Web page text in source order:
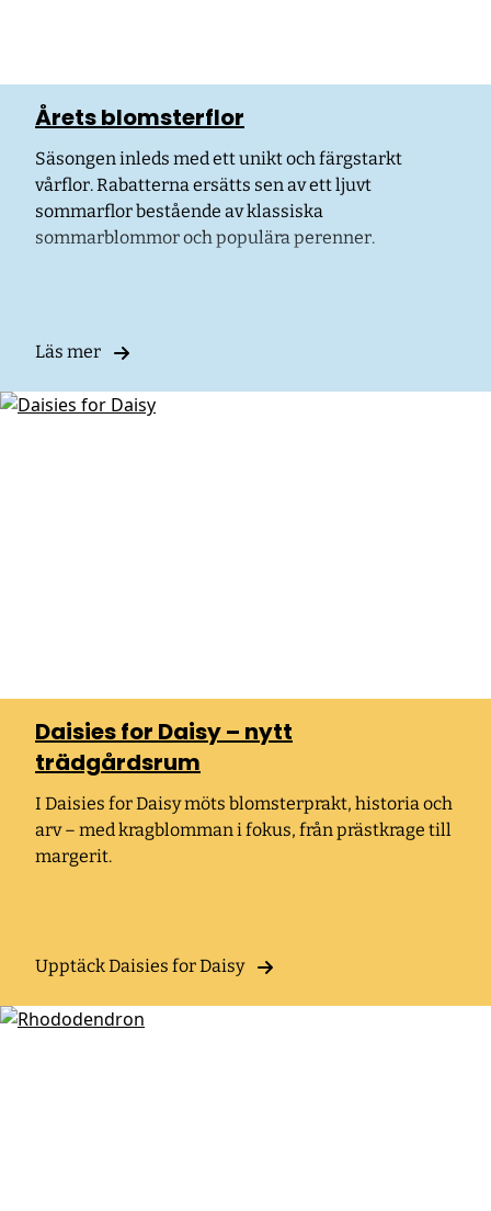
Årets blomsterflor
Säsongen inleds med ett unikt och färgstarkt
vårflor. Rabatterna ersätts sen av ett ljuvt
sommarflor bestående av klassiska
sommarblommor och populära perenner.
Läs mer
Daisies for Daisy – nytt
trädgårdsrum
I Daisies for Daisy möts blomsterprakt, historia och
arv – med kragblomman i fokus, från prästkrage till
margerit.
Upptäck Daisies for Daisy